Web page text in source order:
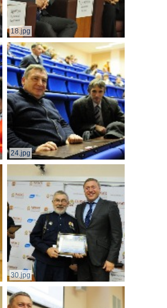
18.jpg
24.jpg
30.jpg